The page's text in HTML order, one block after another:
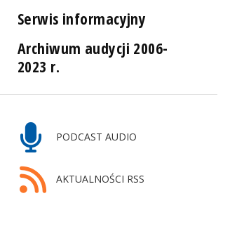
Serwis informacyjny
Archiwum audycji 2006-
2023 r.
PODCAST AUDIO
AKTUALNOŚCI RSS